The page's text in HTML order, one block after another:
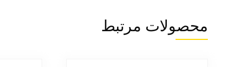
محصولات مرتبط